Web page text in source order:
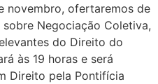
novembro, ofertaremos de
Negociação Coletiva,
do Direito do
às 19 horas e será
Direito pela Pontifícia